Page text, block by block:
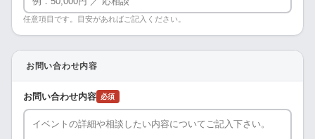
任意項目です。目安があればご記入ください。
お問い合わせ内容
お問い合わせ内容 必須